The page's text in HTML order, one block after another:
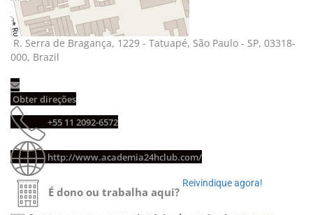
R. Serra de Bragança, 1229 - Tatuapé, São Paulo - SP, 03318-
000, Brazil
Obter direções
+55 11 2092-6572
http://www.academia24hclub.com/
É dono ou trabalha aqui?
Reivindique agora!